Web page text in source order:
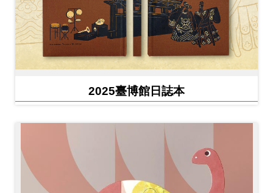
2025臺博館日誌本